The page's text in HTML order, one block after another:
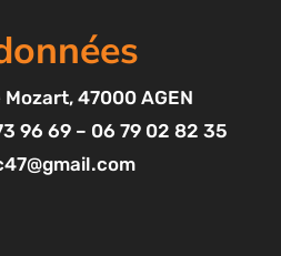
Mozart, 47000 AGEN
96 69 – 06 79 02 82 35